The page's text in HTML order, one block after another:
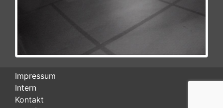
Impressum
Intern
Kontakt